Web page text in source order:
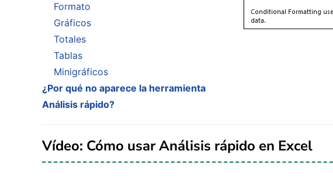
Formato
Gráficos
Totales
Tablas
Minigráficos
¿Por qué no aparece la herramienta
Análisis rápido?
Vídeo: Cómo usar Análisis rápido en Excel